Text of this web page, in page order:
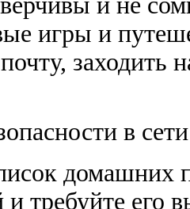
игры и
заходить
в
домашних
и требуйте его